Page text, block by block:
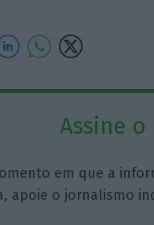
Assine o
em que a
apoie o jornalismo